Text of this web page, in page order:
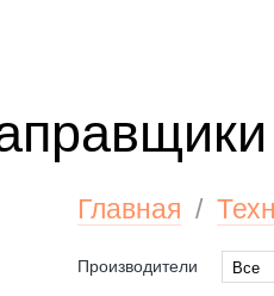
Главная /
Производители
Все